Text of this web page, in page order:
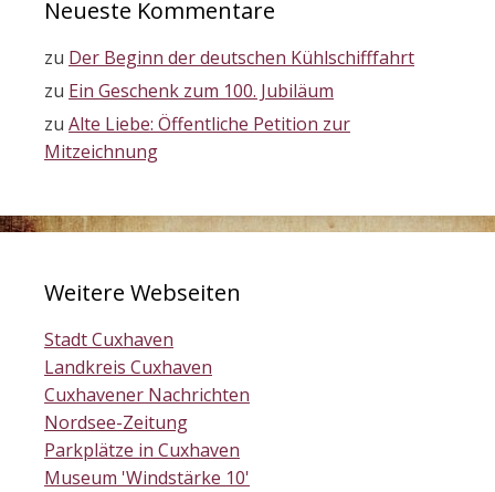
Neueste Kommentare
zu Der Beginn der deutschen Kühlschifffahrt
zu Ein Geschenk zum 100. Jubiläum
zu Alte Liebe: Öffentliche Petition zur
Mitzeichnung
Weitere Webseiten
Stadt Cuxhaven
Landkreis Cuxhaven
Cuxhavener Nachrichten
Nordsee-Zeitung
Parkplätze in Cuxhaven
Museum 'Windstärke 10'